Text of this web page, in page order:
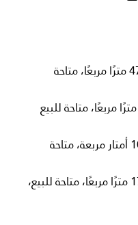
استديو 1+0، بمساحة تبدأ من 47 مترًا مربعًا، متاحة
شقق1+1، بمساحة تبدأ من 67 مترًا مربعًا، متاحة للبيع
شقق 1+2، بمساحة تبدأ من 105 أمتار مربعة، متاحة
شقق 1+3، بمساحة تبدأ من 177 مترًا مربعًا، متاحة للبيع،